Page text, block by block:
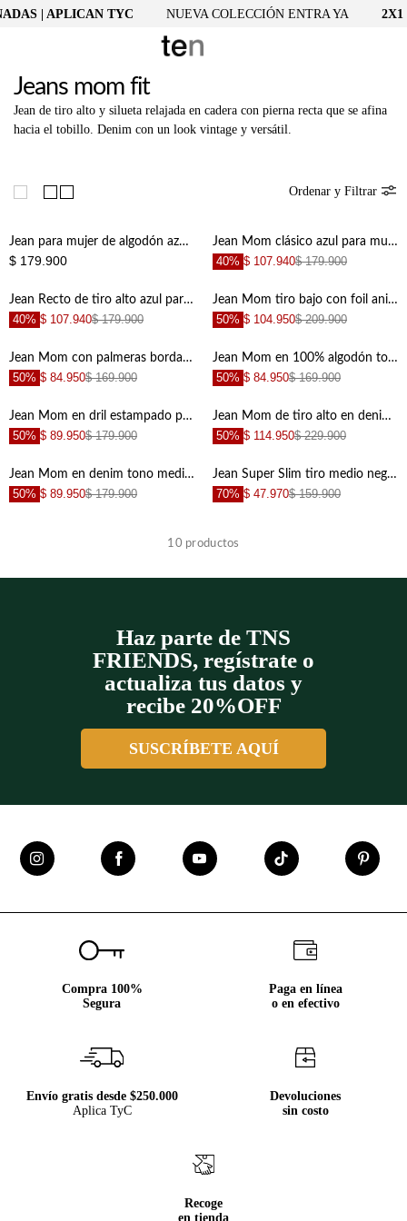
| APLICAN TYC NUEVA COLECCIÓN ENTRA YA 2X1
Jeans mom fit
Jean de tiro alto y silueta relajada en cadera con pierna recta que se afina
hacia el tobillo. Denim con un look vintage y versátil.
Ordenar y Filtrar
+
Jean para mujer de algodón azul mom fit con pretina
$ 179.900
+
Jean Mom clásico azul para mujer
40% $ 107.940$ 179.900
Jean Recto de tiro alto azul para mujer
40% $ 107.940$ 179.900
Jean Mom tiro bajo con foil animal print para mujer
50% $ 104.950$ 209.900
Jean Mom con palmeras bordadas crudo para mujer
50% $ 84.950$ 169.900
Jean Mom en 100% algodón tono claro para mujer
50% $ 84.950$ 169.900
+
Jean Mom en dril estampado para mujer
50% $ 89.950$ 179.900
Jean Mom de tiro alto en denim crudo para mujer
50% $ 114.950$ 229.900
+
Jean Mom en denim tono medio azul para mujer
50% $ 89.950$ 179.900
Jean Super Slim tiro medio negro para mujer
70% $ 47.970$ 159.900
10 productos
Haz parte de TNS
FRIENDS, regístrate o
actualiza tus datos y
recibe 20%OFF
SUSCRÍBETE AQUÍ
Compra 100%
Segura
Paga en línea
o en efectivo
Envío gratis desde $250.000
Aplica TyC
Devoluciones
sin costo
Recoge
en tienda